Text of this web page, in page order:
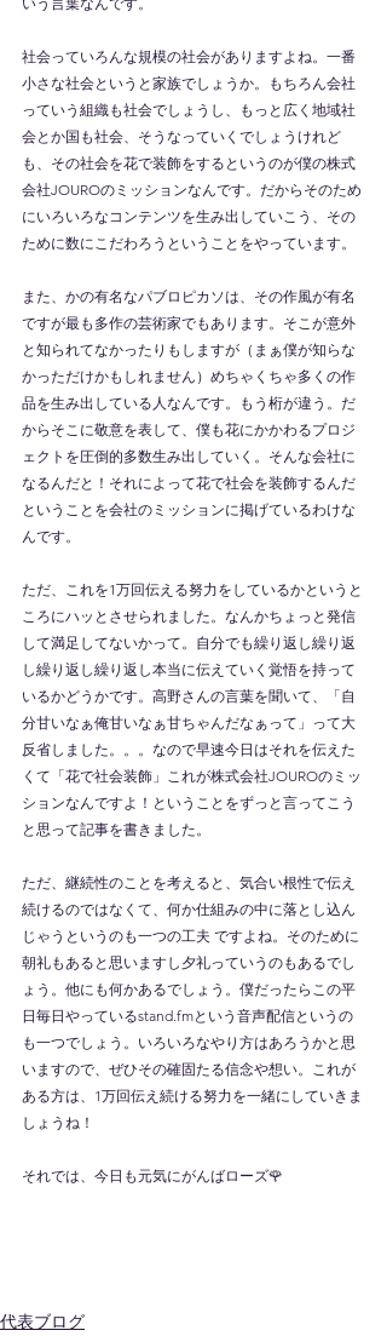
社会っていろんな規模の社会がありますよね。一番
小さな社会というと家族でしょうか。もちろん会社
っていう組織も社会でしょうし、もっと広く地域社
会とか国も社会、そうなっていくでしょうけれど
も、その社会を花で装飾をするというのが僕の株式
会社JOUROのミッションなんです。だからそのため
にいろいろなコンテンツを生み出していこう、その
ために数にこだわろうということをやっています。
また、かの有名なパブロピカソは、その作風が有名
ですが最も多作の芸術家でもあります。そこが意外
と知られてなかったりもしますが（まぁ僕が知らな
かっただけかもしれません）めちゃくちゃ多くの作
品を生み出している人なんです。もう桁が違う。だ
からそこに敬意を表して、僕も花にかかわるプロジ
ェクトを圧倒的多数生み出していく。そんな会社に
なるんだと！それによって花で社会を装飾するんだ
ということを会社のミッションに掲げているわけな
んです。
ただ、これを1万回伝える努力をしているかというと
ころにハッとさせられました。なんかちょっと発信
して満足してないかって。自分でも繰り返し繰り返
し繰り返し繰り返し本当に伝えていく覚悟を持って
いるかどうかです。高野さんの言葉を聞いて、「自
分甘いなぁ俺甘いなぁ甘ちゃんだなぁって」って大
反省しました。。。なので早速今日はそれを伝えた
くて「花で社会装飾」これが株式会社JOUROのミッ
ションなんですよ！ということをずっと言ってこう
と思って記事を書きました。
ただ、継続性のことを考えると、気合い根性で伝え
続けるのではなくて、何か仕組みの中に落とし込ん
じゃうというのも一つの工夫 ですよね。そのために
朝礼もあると思いますし夕礼っていうのもあるでし
ょう。他にも何かあるでしょう。僕だったらこの平
日毎日やっているstand.fmという音声配信というの
も一つでしょう。いろいろなやり方はあろうかと思
いますので、ぜひその確固たる信念や想い。これが
ある方は、1万回伝え続ける努力を一緒にしていきま
しょうね！
それでは、今日も元気にがんばローズ🌹
代表ブログ